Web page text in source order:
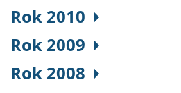
Rok 2010
Rok 2009
Rok 2008